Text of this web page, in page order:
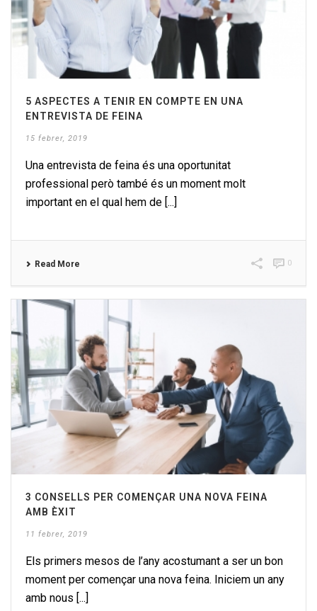
5 ASPECTES A TENIR EN COMPTE EN UNA
ENTREVISTA DE FEINA
15 febrer, 2019
Una entrevista de feina és una oportunitat
professional però també és un moment molt
important en el qual hem de [...]
Read More 0
3 CONSELLS PER COMENÇAR UNA NOVA FEINA
AMB ÈXIT
11 febrer, 2019
Els primers mesos de l’any acostumant a ser un bon
moment per començar una nova feina. Iniciem un any
amb nous [...]